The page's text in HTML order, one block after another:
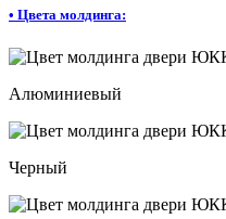
• Цвета молдинга:
Алюминиевый
Черный